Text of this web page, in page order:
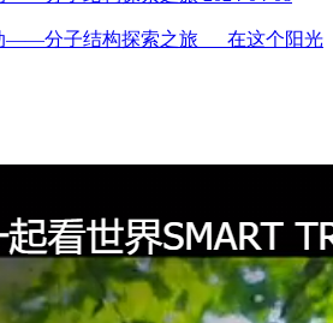
——分子结构探索之旅 在这个阳光